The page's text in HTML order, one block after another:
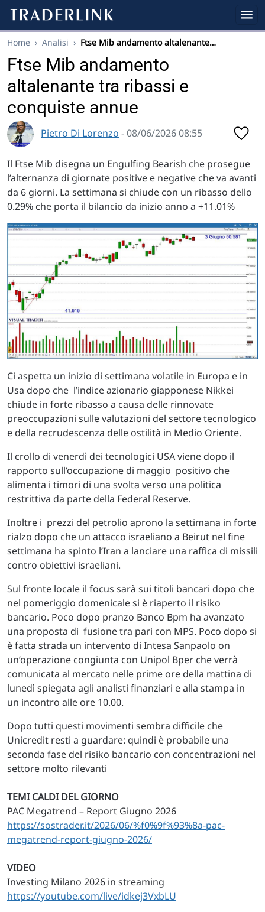
Home › Analisi › Ftse Mib andamento altalenante…
Ftse Mib andamento
altalenante tra ribassi e
conquiste annue
Pietro Di Lorenzo - 08/06/2026 08:55
Il Ftse Mib disegna un Engulfing Bearish che prosegue
l’alternanza di giornate positive e negative che va avanti
da 6 giorni. La settimana si chiude con un ribasso dello
0.29% che porta il bilancio da inizio anno a +11.01%
Ci aspetta un inizio di settimana volatile in Europa e in
Usa dopo che l’indice azionario giapponese Nikkei
chiude in forte ribasso a causa delle rinnovate
preoccupazioni sulle valutazioni del settore tecnologico
e della recrudescenza delle ostilità in Medio Oriente.
Il crollo di venerdì dei tecnologici USA viene dopo il
rapporto sull’occupazione di maggio positivo che
alimenta i timori di una svolta verso una politica
restrittiva da parte della Federal Reserve.
Inoltre i prezzi del petrolio aprono la settimana in forte
rialzo dopo che un attacco israeliano a Beirut nel fine
settimana ha spinto l’Iran a lanciare una raffica di missili
contro obiettivi israeliani.
Sul fronte locale il focus sarà sui titoli bancari dopo che
nel pomeriggio domenicale si è riaperto il risiko
bancario. Poco dopo pranzo Banco Bpm ha avanzato
una proposta di fusione tra pari con MPS. Poco dopo si
è fatta strada un intervento di Intesa Sanpaolo on
un’operazione congiunta con Unipol Bper che verrà
comunicata al mercato nelle prime ore della mattina di
lunedì spiegata agli analisti finanziari e alla stampa in
un incontro alle ore 10.00.
Dopo tutti questi movimenti sembra difficile che
Unicredit resti a guardare: quindi è probabile una
seconda fase del risiko bancario con concentrazioni nel
settore molto rilevanti
TEMI CALDI DEL GIORNO
PAC Megatrend – Report Giugno 2026
https://sostrader.it/2026/06/%f0%9f%93%8a-pac-
megatrend-report-giugno-2026/
VIDEO
Investing Milano 2026 in streaming
https://youtube.com/live/idkej3VxbLU